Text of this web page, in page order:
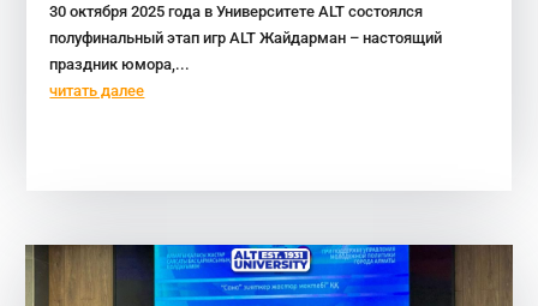
30 октября 2025 года в Университете ALT состоялся
полуфинальный этап игр ALT Жайдарман – настоящий
праздник юмора,...
читать далее